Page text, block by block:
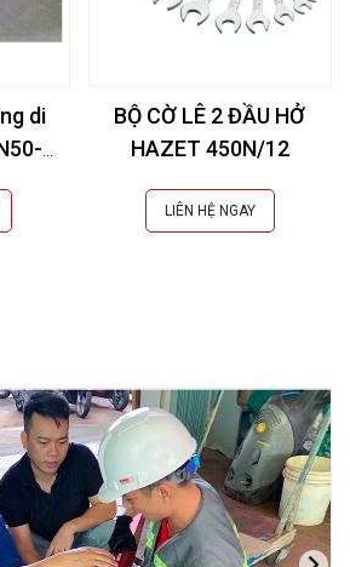
di
BỘ CỜ LÊ 2 ĐẦU HỞ
HAZET 450N/12
LIÊN HỆ NGAY